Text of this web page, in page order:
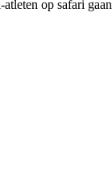
op safari